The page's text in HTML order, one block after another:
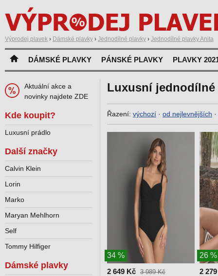
Výprodej plavek › Dámské plavky › Jednodílné plavky › Jednodílné plavky Anita
DÁMSKÉ PLAVKY PÁNSKÉ PLAVKY PLAVKY
Luxusní jednodílné
Řazení: výchozí · od nejlevnějších ·
34 %
2 649 Kč 3 989 Kč
26 %
2
Aktuální akce a
novinky najdete ZDE
Kde koupit?
Luxusní prádlo
Další značky
Calvin Klein
Lorin
Marko
Maryan Mehlhorn
Self
Tommy Hilfiger
Dámské plavky